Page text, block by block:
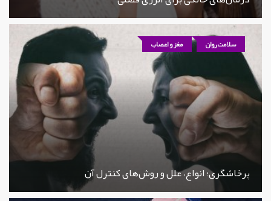
سلامت روان مغز و اعصاب
پرخاشگری؛ انواع، علل و روش‌های کنترل آن